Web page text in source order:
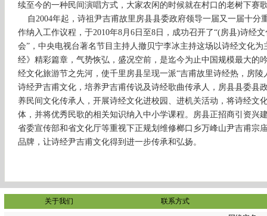
续至今的一种民间演唱方式，大家农闲的时候就在村口的老树下赛
自2004年起，诗祖尹吉甫故里房县县委政府领导一届又一届十分
作纳入工作议程，于2010年8月6日至8日，成功召开了“(房县)诗经
会”，中央电视台著名节目主持人撤贝宁李冰主持这场以诗经文化
经》精彩篇章，气势恢弘，盛况空前，是迄今为止中国规模最大的
经文化旅游节之先河，使千里房县呈现一派“吉甫故里诗经热，房
诗经尹吉甫文化，培养尹吉甫传说及诗经歌曲传承人，房县县委县
养民间文化传承人，开展诗经文化进校园、进机关活动，将诗经文
体，并将优秀民歌的相关知识纳入中小学课程。房县正招商引资兴
省委宣传部和省文化厅等重视下正规划维修榔口乡万峰山尹吉甫宗
品牌，让诗经尹吉甫文化得到进一步传承和弘扬。